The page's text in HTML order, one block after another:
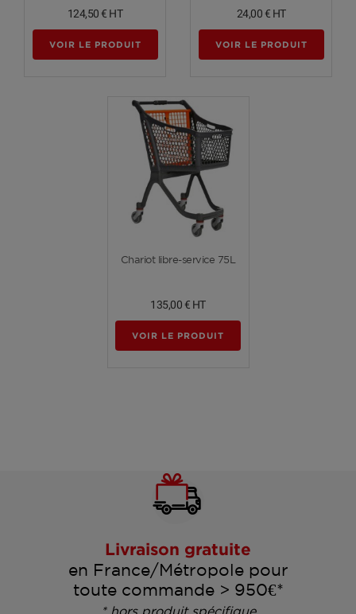
124,50 € HT
VOIR LE PRODUIT
24,00 € HT
VOIR LE PRODUIT
Voir plus
Chariot libre-service 75L
135,00 € HT
VOIR LE PRODUIT
Livraison gratuite
en France/Métropole pour
toute commande > 950€*
* hors produit spécifique